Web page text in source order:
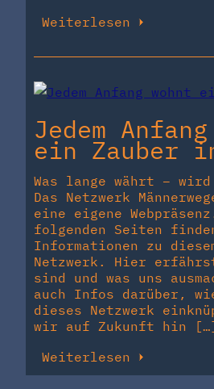
Weiterlesen
Jedem
ein Zauber
Was lange währt –
Das Netzwerk
eine eigene
folgenden Seiten
Informationen zu
Netzwerk. Hier
sind und was uns
auch Infos darüber,
dieses Netzwerk
wir auf Zukunft hin
Weiterlesen